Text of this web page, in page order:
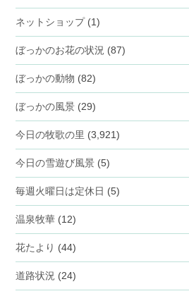
ネットショップ(1)
ぼっかのお花の状況 (87)
ぼっかの動物 (82)
ぼっかの風景 (29)
今日の牧歌の里 (3,921)
今日の雪遊び風景 (5)
毎週火曜日は定休日 (5)
温泉牧華 (12)
花たより (44)
道路状況 (24)